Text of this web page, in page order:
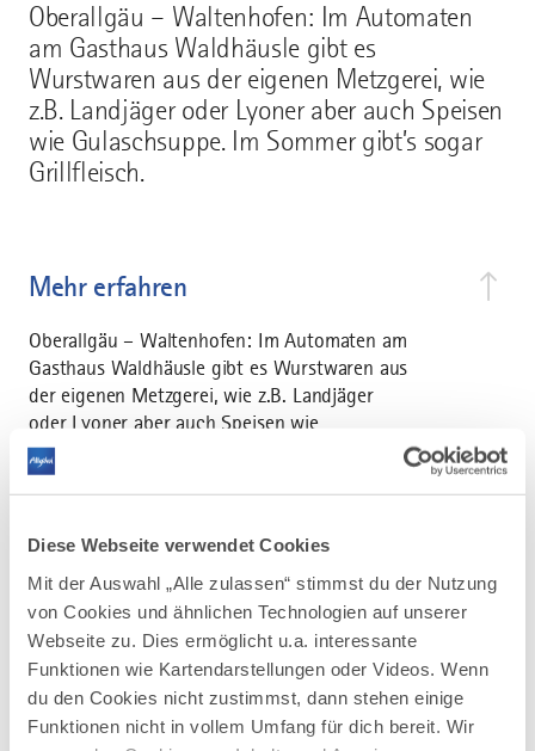
Diese Webseite verwendet Cookies
Mit der Auswahl „Alle zulassen“ stimmst du der Nutzung
von Cookies und ähnlichen Technologien auf unserer
Webseite zu. Dies ermöglicht u.a. interessante
Funktionen wie Kartendarstellungen oder Videos. Wenn
du den Cookies nicht zustimmst, dann stehen einige
Funktionen nicht in vollem Umfang für dich bereit. Wir
Oberallgäu – Waltenhofen: Im Automaten
am Gasthaus Waldhäusle gibt es
Wurstwaren aus der eigenen Metzgerei, wie
z.B. Landjäger oder Lyoner aber auch Speisen
wie Gulaschsuppe. Im Sommer gibt’s sogar
Grillfleisch.
Mehr erfahren
Oberallgäu – Waltenhofen: Im Automaten am
Gasthaus Waldhäusle gibt es Wurstwaren aus
der eigenen Metzgerei, wie z.B. Landjäger
oder Lyoner aber auch Speisen wie
Gulaschsuppe. Im Sommer gibt’s sogar
Grillfleisch.
AUF DER ALLGÄU KARTE